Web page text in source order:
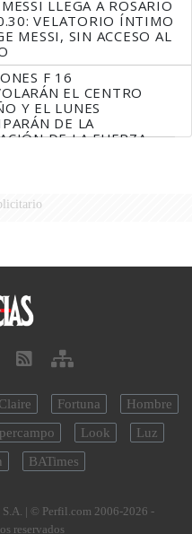
LLEGA A ROSARIO
VELATORIO ÍNTIMO
MESSI, SIN ACCESO AL
F 16
EL CENTRO
Y EL LUNES
DE LA
DE LA FUERZA
Fortuna
Hombre
Look
Luz
BATimes
| © Perfil.com 2006-2026 -
reservados